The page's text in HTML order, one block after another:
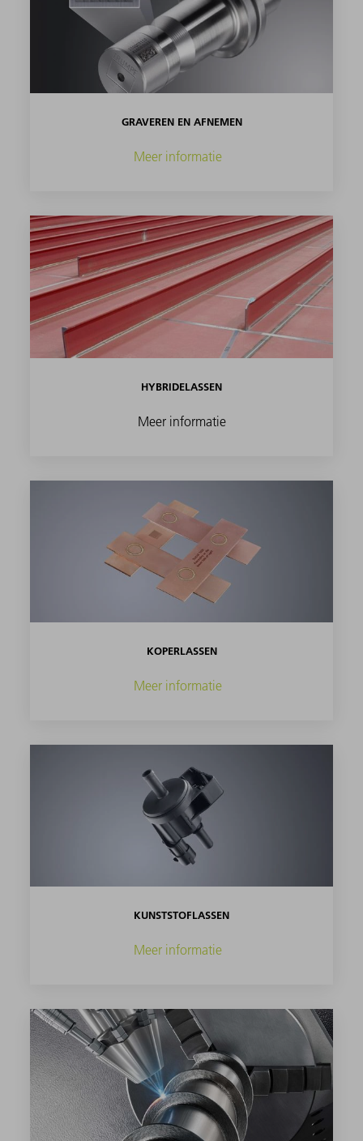
GRAVEREN EN AFNEMEN
Meer informatie
HYBRIDELASSEN
Meer informatie
KOPERLASSEN
Meer informatie
KUNSTSTOFLASSEN
Meer informatie